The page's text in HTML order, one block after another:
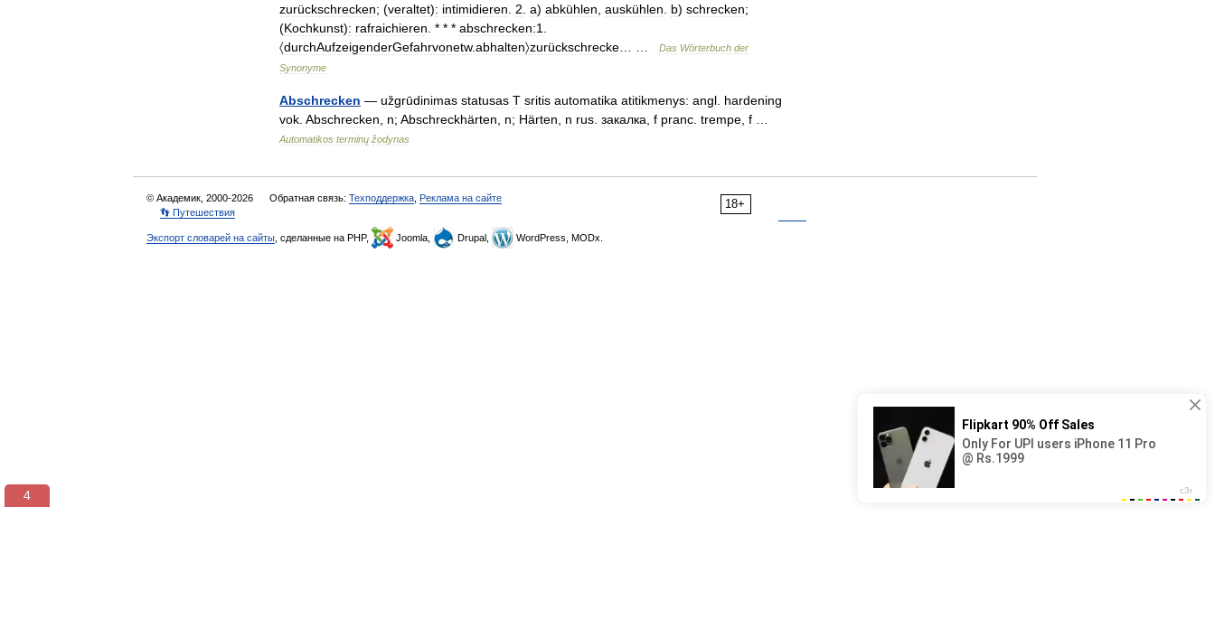
zurückschrecken; (veraltet): intimidieren 2 a) abkühlen auskühlen b) schrecken;
(Kochkunst): rafraichieren . * * * abschrecken:1
〈durchAufzeigenderGefahrvonetw.abhalten〉zurückschrecke Das Wörterbuch der
Synonyme
Abschrecken — užgrūdinimas statusas T sritis automatika atitikmenys: angl hardening
vok Abschrecken n; Abschreckhärten n; Härten n rus закалка f pranc trempe f
Automatikos terminų žodynas
18+
© Академик, 2000-2026 Обратная связь: Техподдержка Реклама на сайте
👣 Путешествия
Экспорт словарей на сайты , сделанные на PHP, Joomla, Drupal, WordPress, MODx.
4